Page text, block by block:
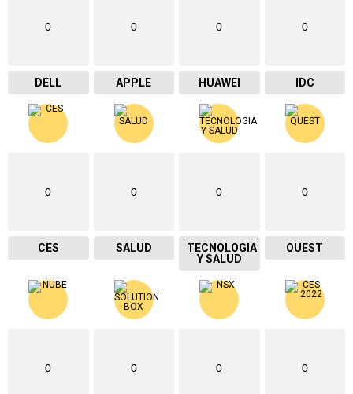
0
DELL
0
APPLE
0
HUAWEI
0
IDC
0
CES
0
SALUD
0
TECNOLOGIA
Y SALUD
0
QUEST
0 0 0 0